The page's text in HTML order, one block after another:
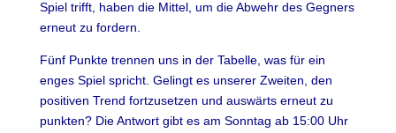
Spiel trifft, haben die Mittel, um die Abwehr des Gegners
erneut zu fordern.
Fünf Punkte trennen uns in der Tabelle, was für ein
enges Spiel spricht. Gelingt es unserer Zweiten, den
positiven Trend fortzusetzen und auswärts erneut zu
punkten? Die Antwort gibt es am Sonntag ab 15:00 Uhr